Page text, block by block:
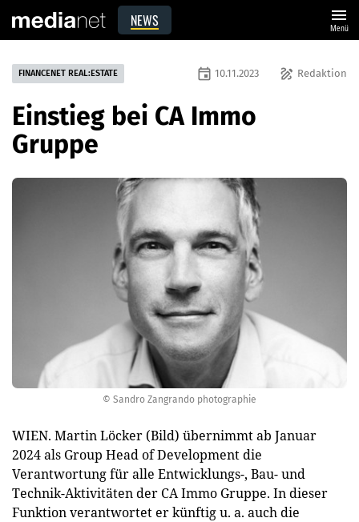
NEWS menu
Menü
© Sandro Zangrando photographie
FINANCENET REAL:ESTATE draw Redaktion
event 10.11.2023
Einstieg bei CA Immo
Gruppe
WIEN. Martin Löcker (Bild) übernimmt ab Januar
2024 als Group Head of Development die
Verantwortung für alle Entwicklungs-, Bau- und
Technik-Aktivitäten der CA Immo Gruppe. In dieser
Funktion verantwortet er künftig u. a. auch die